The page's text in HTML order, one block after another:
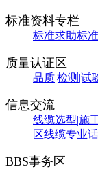
标准资料专栏
标准求助标
质量认证区
品质|检测|试
信息交流
线缆选型|施
区线缆专业
BBS事务区